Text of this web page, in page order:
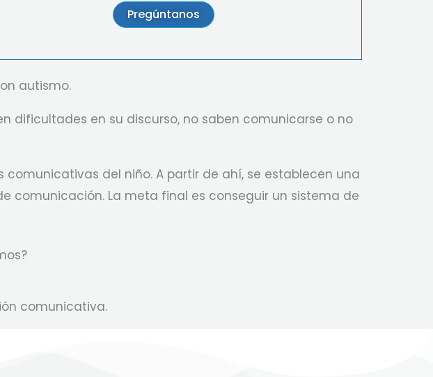
Pregúntanos
autismo.
dificultades en su discurso, no saben comunicarse o no
del niño. A partir de ahí, se establecen una
comunicación. La meta final es conseguir un sistema de
comunicativa.